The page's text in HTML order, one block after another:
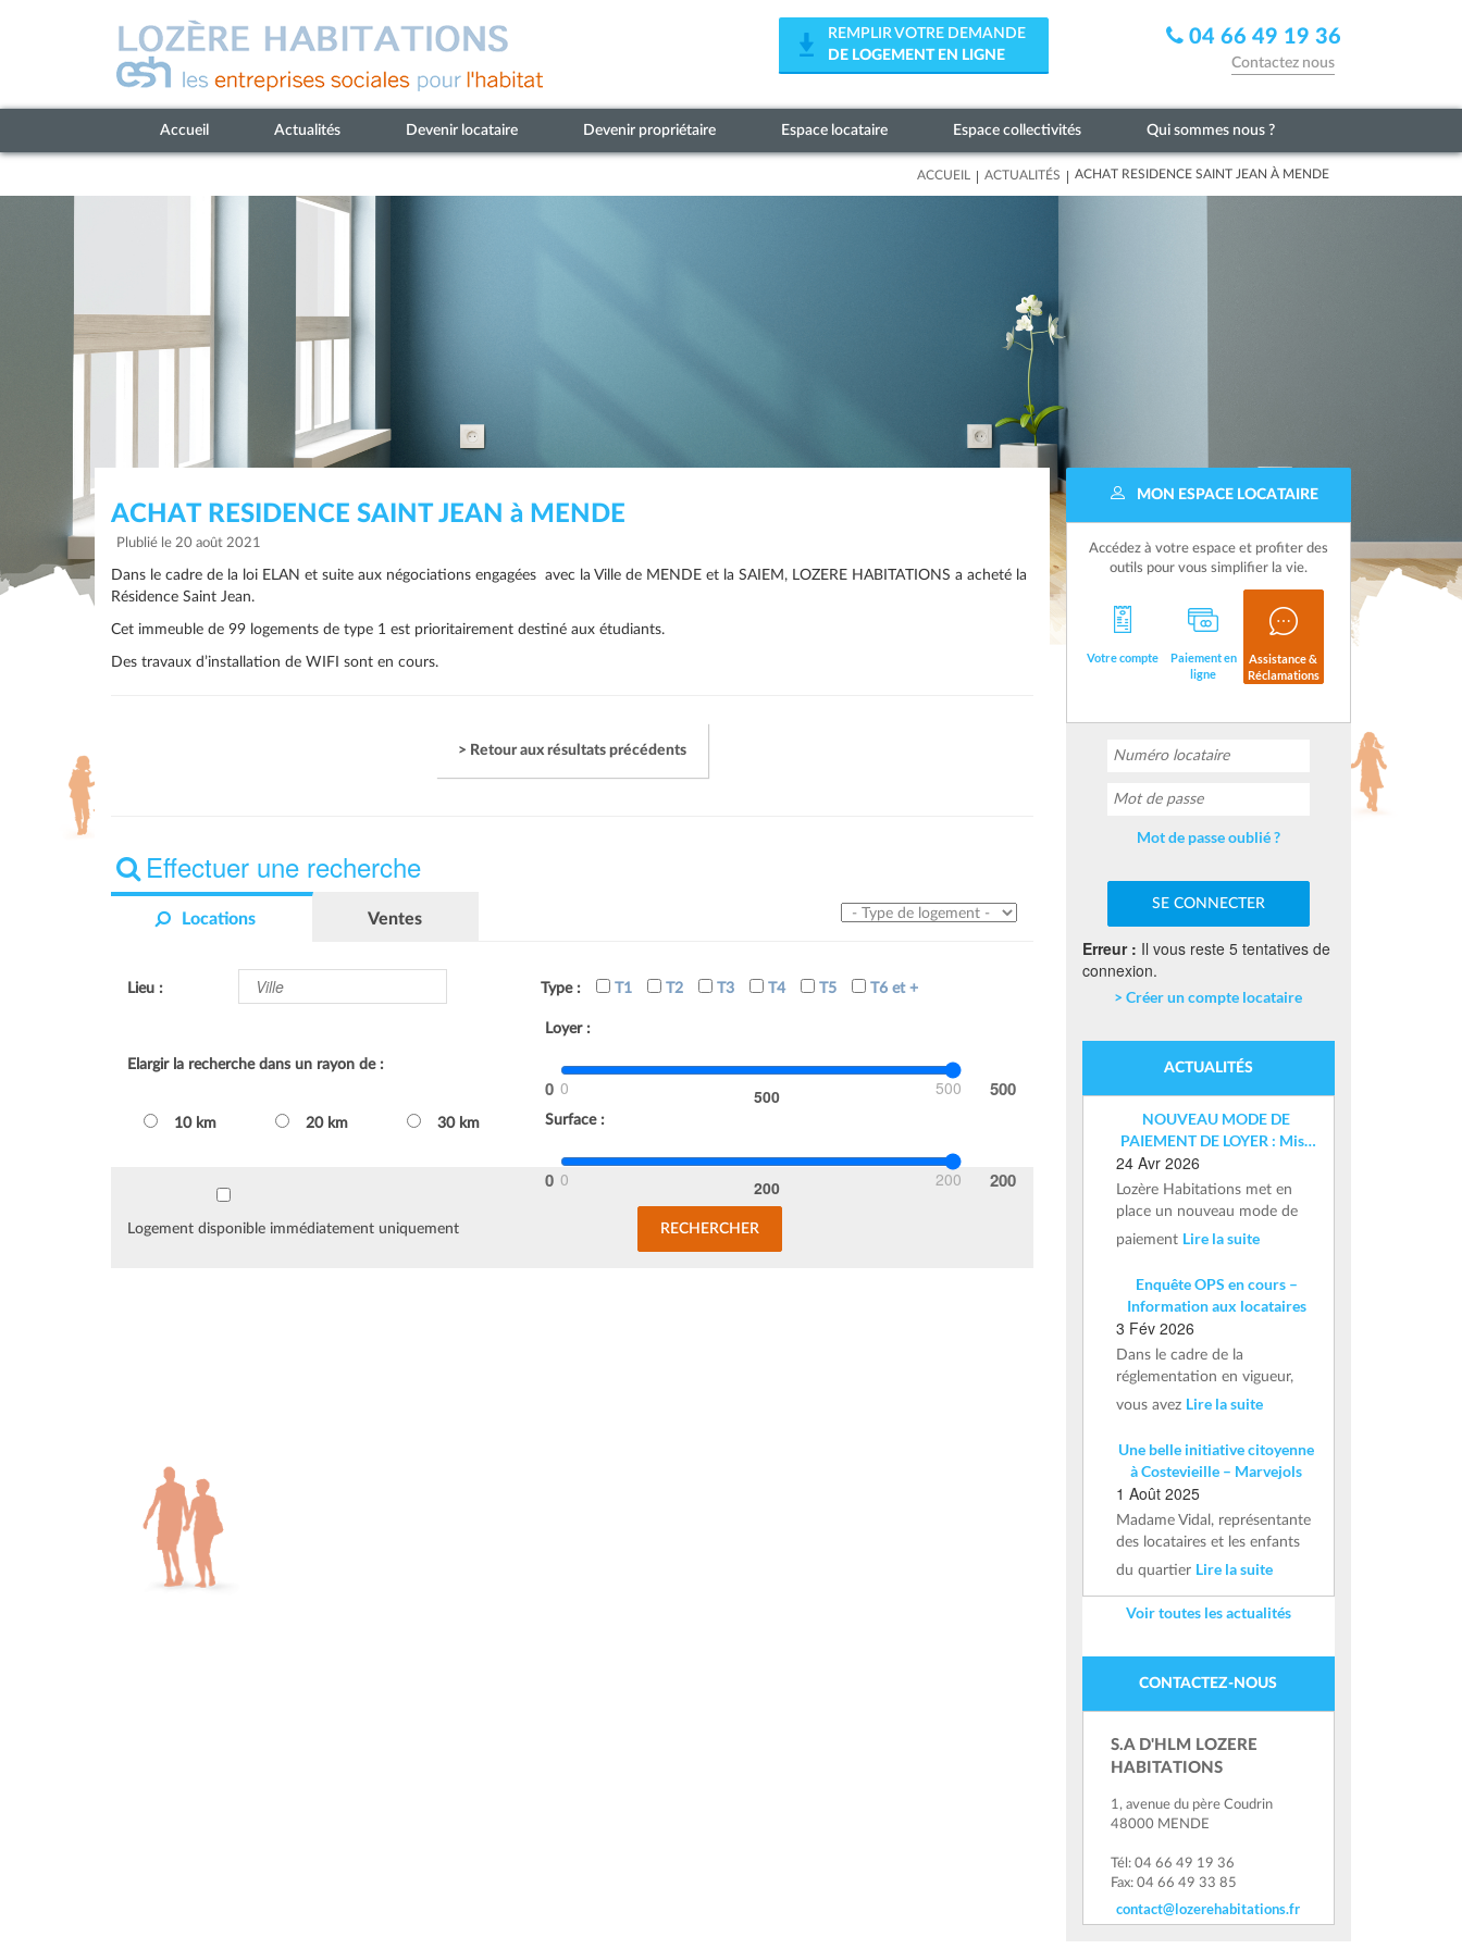
REMPLIR VOTRE DEMANDE
DE LOGEMENT EN LIGNE
04 66 49 19 36
Contactez nous
Accueil Actualités Devenir locataire Devenir propriétaire Espace locataire Espace collectivités Qui sommes nous ?
ACCUEIL | ACTUALITÉS | ACHAT RESIDENCE SAINT JEAN À MENDE
ACHAT RESIDENCE SAINT JEAN à MENDE
Plublié le 20 août 2021
Dans le cadre de la loi ELAN et suite aux négociations engagées avec la Ville de MENDE et la SAIEM, LOZERE HABITATIONS a acheté la
Résidence Saint Jean.
Cet immeuble de 99 logements de type 1 est prioritairement destiné aux étudiants.
Des travaux d’installation de WIFI sont en cours.
> Retour aux résultats précédents
Effectuer une recherche
Locations Ventes
Lieu : Type : T1 T2 T3 T4 T5 T6 et +
Loyer :
0 500 500
Surface :
0 200 200
Elargir la recherche dans un rayon de :
10 km 20 km 30 km
Logement disponible immédiatement uniquement
MON ESPACE LOCATAIRE
Accédez à votre espace et profiter des
outils pour vous simplifier la vie.
Votre compte
Paiement en
ligne
Assistance &
Réclamations
Mot de passe oublié ?
Erreur : Il vous reste 5 tentatives de
connexion.
> Créer un compte locataire
ACTUALITÉS
NOUVEAU MODE DE
PAIEMENT DE LOYER : Mise
en place d’un IBAN nominatif
24 Avr 2026
Lozère Habitations met en
place un nouveau mode de
paiement Lire la suite
Enquête OPS en cours –
Information aux locataires
3 Fév 2026
Dans le cadre de la
réglementation en vigueur,
vous avez Lire la suite
Une belle initiative citoyenne
à Costevieille – Marvejols
1 Août 2025
Madame Vidal, représentante
des locataires et les enfants
du quartier Lire la suite
Voir toutes les actualités
CONTACTEZ-NOUS
S.A D'HLM LOZERE
HABITATIONS
1, avenue du père Coudrin
48000 MENDE
Tél: 04 66 49 19 36
Fax: 04 66 49 33 85
contact@lozerehabitations.fr